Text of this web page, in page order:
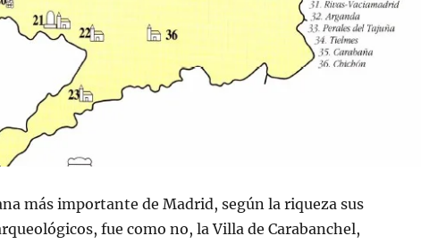
más importante de Madrid, según la riqueza sus
fue como no, la Villa de Carabanchel,